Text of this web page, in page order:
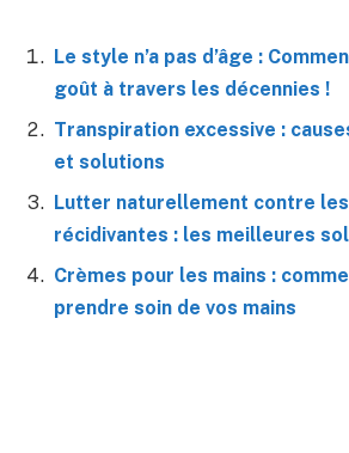
Le style n’a pas d’âge :
goût à travers les décennies !
Transpiration excessive :
et solutions
Lutter naturellement contre
récidivantes : les meilleures
Crèmes pour les mains :
prendre soin de vos mains